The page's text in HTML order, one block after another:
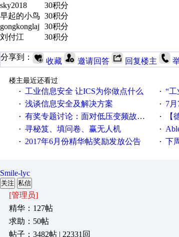
sky2018
30积分
早起的小鸟 30积分
gongkonglaj
30积分
刘付江
30积分
分享到： 收藏 邀请回答 回复楼主
楼主最近还看过
·
工业信息安全 让ICS为你做点什么 · “工
· 浅谈信息安全及解决方案 · 7月
· 有奖专题讨论：面对低压变频故障，老手是这样解决的！ · 【
· 寻秘笈、填问卷、赢无人机 ·
· 2017年6月份精华帖奖励发放公告 · 下
Smile-lyc
关注 私信
[管理员]
精华：127帖
求助：50帖
帖子：3482帖 | 22331回